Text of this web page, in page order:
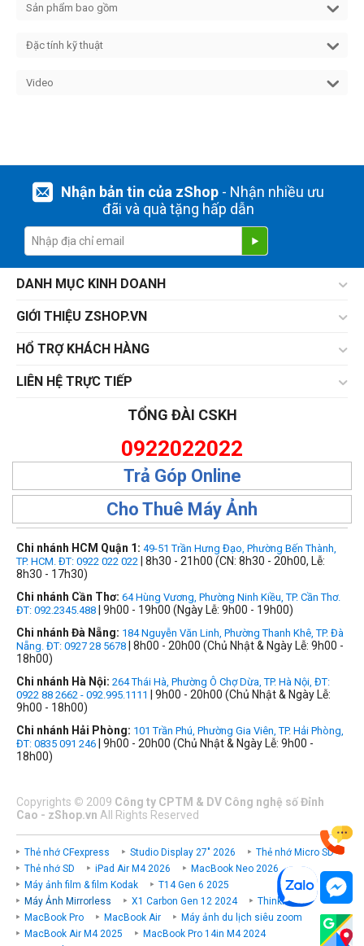
Sản phẩm bao gồm
Đặc tính kỹ thuật
Video
Nhận bản tin của zShop- Nhận nhiều ưu
đãi và quà tặng hấp dẫn
DANH MỤC KINH DOANH
GIỚI THIỆU ZSHOP.VN
HỔ TRỢ KHÁCH HÀNG
LIÊN HỆ TRỰC TIẾP
TỔNG ĐÀI CSKH
0922022022
Trả Góp Online
Cho Thuê Máy Ảnh
Chi nhánh HCM Quận 1: 49-51 Trần Hưng Đạo, Phường Bến Thành,
TP. HCM. ĐT: 0922 022 022 | 8h30 - 21h00 (CN: 8h30 - 20h00, Lễ:
8h30 - 17h30)
Chi nhánh Cần Thơ: 64 Hùng Vương, Phường Ninh Kiều, TP. Cần Thơ.
ĐT: 092.2345.488 | 9h00 - 19h00 (Ngày Lễ: 9h00 - 19h00)
Chi nhánh Đà Nẵng: 184 Nguyễn Văn Linh, Phường Thanh Khê, TP. Đà
Nẵng. ĐT: 0927 28 5678 | 8h00 - 20h00 (Chủ Nhật & Ngày Lễ: 9h00 -
18h00)
Chi nhánh Hà Nội: 264 Thái Hà, Phường Ô Chợ Dừa, TP. Hà Nội, ĐT:
0922 88 2662 - 092.995.1111
| 9h00 - 20h00 (Chủ Nhật & Ngày Lễ:
9h00 - 18h00)
Chi nhánh Hải Phòng: 101 Trần Phú, Phường Gia Viên, TP. Hải Phòng,
ĐT: 0835 091 246 | 9h00 - 20h00 (Chủ Nhật & Ngày Lễ: 9h00 -
18h00)
Copyrights © 2009 Công ty CPTM & DV Công nghệ số Đỉnh
Cao - zShop.vn All Rights Reserved
Thẻ nhớ CFexpress Studio Display 27" 2026
Thẻ nhớ Micro SD
Thẻ nhớ SD
iPad Air M4 2026
MacBook Neo 2026
Máy ảnh film & film Kodak
T14 Gen 6 2025
Máy Ảnh Mirrorless
X1 Carbon Gen 12 2024
ThinkPad P
MacBook Pro
MacBook Air
Máy ảnh du lịch siêu zoom
MacBook Air M4 2025
MacBook Pro 14in M4 2024